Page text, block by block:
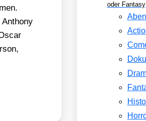
oder Fantasy
Doku